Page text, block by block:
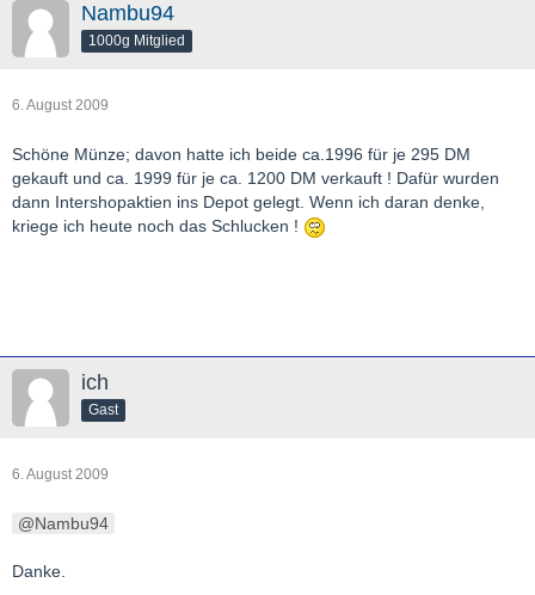
Nambu94
1000g Mitglied
6. August 2009
Schöne Münze; davon hatte ich beide ca.1996 für je 295 DM
gekauft und ca. 1999 für je ca. 1200 DM verkauft ! Dafür wurden
dann Intershopaktien ins Depot gelegt. Wenn ich daran denke,
kriege ich heute noch das Schlucken !
ich
Gast
6. August 2009
Nambu94
Danke.